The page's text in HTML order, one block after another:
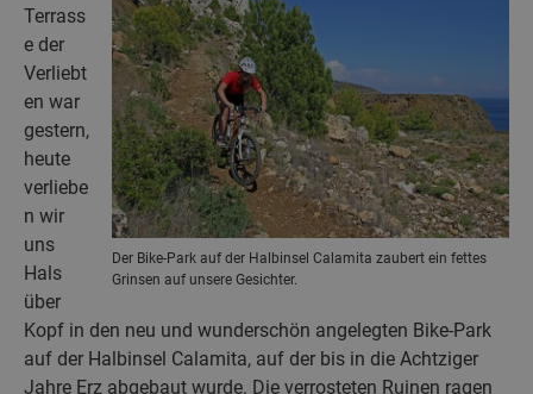
Der Bike-Park auf der Halbinsel Calamita zaubert ein fettes
Grinsen auf unsere Gesichter.
Terrass
e der
Verliebt
en war
gestern,
heute
verliebe
n wir
uns
Hals
über
Kopf in den neu und wunderschön angelegten Bike-Park
auf der Halbinsel Calamita, auf der bis in die Achtziger
Jahre Erz abgebaut wurde. Die verrosteten Ruinen ragen